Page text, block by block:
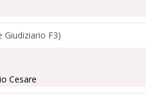
Giudiziario F3)
Cesare